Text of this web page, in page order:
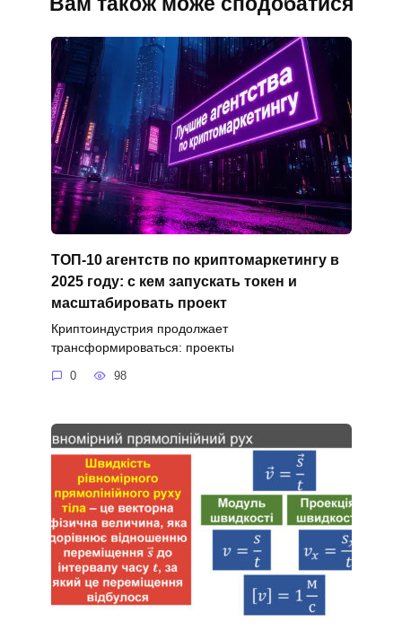
ТОП-10 агентств по криптомаркетингу в
2025 году: с кем запускать токен и
масштабировать проект
Криптоиндустрия продолжает
трансформироваться: проекты
0 98